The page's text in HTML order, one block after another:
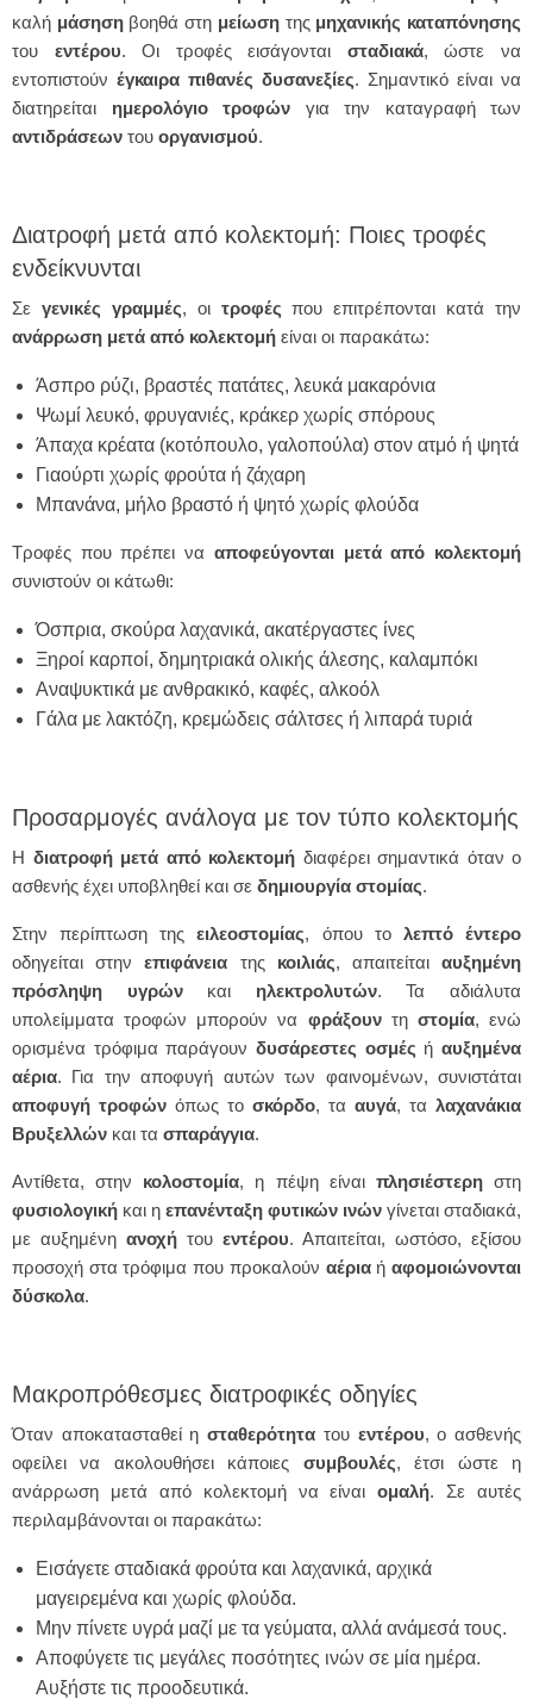
καλή μάσησηβοηθά στη μείωσητης μηχανικής καταπόνησης
του εντέρου. Οι τροφές εισάγονται σταδιακά, ώστε να
εντοπιστούν έγκαιρα πιθανές δυσανεξίες. Σημαντικό είναι να
διατηρείται ημερολόγιο τροφών για την καταγραφή των
αντιδράσεων του οργανισμού.
Διατροφή μετά από κολεκτομή: Ποιες τροφές
ενδείκνυνται
Σε γενικές γραμμές, οι τροφές που επιτρέπονται κατά την
ανάρρωση μετά από κολεκτομή είναι οι παρακάτω:
Άσπρο ρύζι, βραστές πατάτες, λευκά μακαρόνια
Ψωμί λευκό, φρυγανιές, κράκερ χωρίς σπόρους
Άπαχα κρέατα (κοτόπουλο, γαλοπούλα) στον ατμό ή ψητά
Γιαούρτι χωρίς φρούτα ή ζάχαρη
Μπανάνα, μήλο βραστό ή ψητό χωρίς φλούδα
Τροφές που πρέπει να αποφεύγονται μετά από κολεκτομή
συνιστούν οι κάτωθι:
Όσπρια, σκούρα λαχανικά, ακατέργαστες ίνες
Ξηροί καρποί, δημητριακά ολικής άλεσης, καλαμπόκι
Αναψυκτικά με ανθρακικό, καφές, αλκοόλ
Γάλα με λακτόζη, κρεμώδεις σάλτσες ή λιπαρά τυριά
Προσαρμογές ανάλογα με τον τύπο κολεκτομής
Η διατροφή μετά από κολεκτομή διαφέρει σημαντικά όταν ο
ασθενής έχει υποβληθεί και σε δημιουργία στομίας.
Στην περίπτωση τηςειλεοστομίας, όπου το λεπτό έντερο
οδηγείται στηνεπιφάνεια της κοιλιάς, απαιτείταιαυξημένη
πρόσληψη
υγρώνκαι ηλεκτρολυτών. Τα αδιάλυτα
υπολείμματα τροφών μπορούν να φράξουντη στομία, ενώ
ορισμένα τρόφιμα παράγουν δυσάρεστες οσμές ήαυξημένα
αέρια. Για την αποφυγή αυτών των φαινομένων, συνιστάται
αποφυγή τροφών όπως το σκόρδο, τα αυγά, τα λαχανάκια
Βρυξελλών και τα σπαράγγια.
Αντίθετα, στην κολοστομία, η πέψη είναι πλησιέστερηστη
φυσιολογική και η επανένταξη φυτικών ινών γίνεται σταδιακά,
με αυξημένη ανοχή του εντέρου. Απαιτείται, ωστόσο, εξίσου
προσοχή στα τρόφιμα που προκαλούν αέριαήαφομοιώνονται
δύσκολα.
Μακροπρόθεσμες διατροφικές οδηγίες
Όταν αποκατασταθεί ησταθερότητα του εντέρου, ο ασθενής
οφείλει να ακολουθήσει κάποιες συμβουλές, έτσι ώστε η
ανάρρωση μετά από κολεκτομή να είναιομαλή. Σε αυτές
περιλαμβάνονται οι παρακάτω:
Εισάγετε σταδιακά φρούτα και λαχανικά, αρχικά
μαγειρεμένα και χωρίς φλούδα.
Μην πίνετε υγρά μαζί με τα γεύματα, αλλά ανάμεσά τους.
Αποφύγετε τις μεγάλες ποσότητες ινών σε μία ημέρα.
Αυξήστε τις προοδευτικά.